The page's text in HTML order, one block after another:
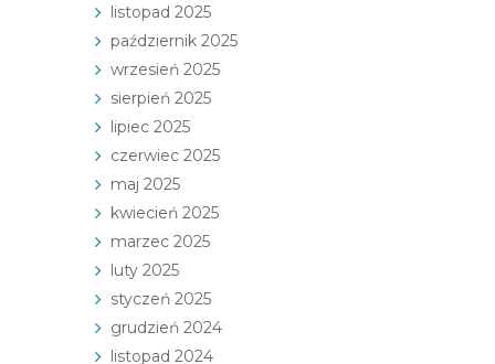
listopad 2025
październik 2025
wrzesień 2025
sierpień 2025
lipiec 2025
czerwiec 2025
maj 2025
kwiecień 2025
marzec 2025
luty 2025
styczeń 2025
grudzień 2024
listopad 2024